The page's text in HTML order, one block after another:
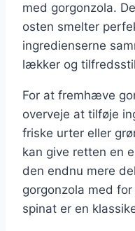
med gorgonzola.
osten smelter
ingredienserne
lækker og
For at fremhæve
overveje at tilføje
friske urter eller
kan give retten en
den endnu mere
gorgonzola med
spinat er en